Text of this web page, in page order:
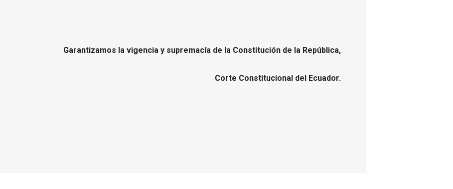
Garantizamos la vigencia y supremacía de la Constitución de la República,
Corte Constitucional del Ecuador.